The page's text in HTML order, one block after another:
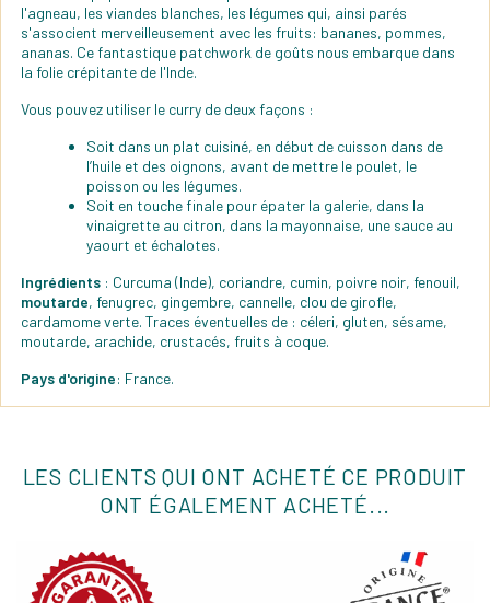
l'agneau, les viandes blanches, les légumes qui, ainsi parés
s'associent merveilleusement avec les fruits: bananes, pommes,
ananas. Ce fantastique patchwork de goûts nous embarque dans
la folie crépitante de l'Inde.
Vous pouvez utiliser le curry de deux façons :
Soit dans un plat cuisiné, en début de cuisson dans de
l’huile et des oignons, avant de mettre le poulet, le
poisson ou les légumes.
Soit en touche finale pour épater la galerie, dans la
vinaigrette au citron, dans la mayonnaise, une sauce au
yaourt et échalotes.
Ingrédients : Curcuma (Inde), coriandre, cumin, poivre noir, fenouil,
moutarde, fenugrec, gingembre, cannelle, clou de girofle,
cardamome verte. Traces éventuelles de : céleri, gluten, sésame,
moutarde, arachide, crustacés, fruits à coque.
Pays d'origine: France.
LES CLIENTS QUI ONT ACHETÉ CE PRODUIT
ONT ÉGALEMENT ACHETÉ...